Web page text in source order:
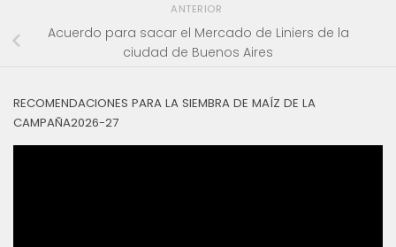
ANTERIOR
Acuerdo para sacar el Mercado de Liniers de la
ciudad de Buenos Aires
RECOMENDACIONES PARA LA SIEMBRA DE MAÍZ DE LA
CAMPAÑA2026-27